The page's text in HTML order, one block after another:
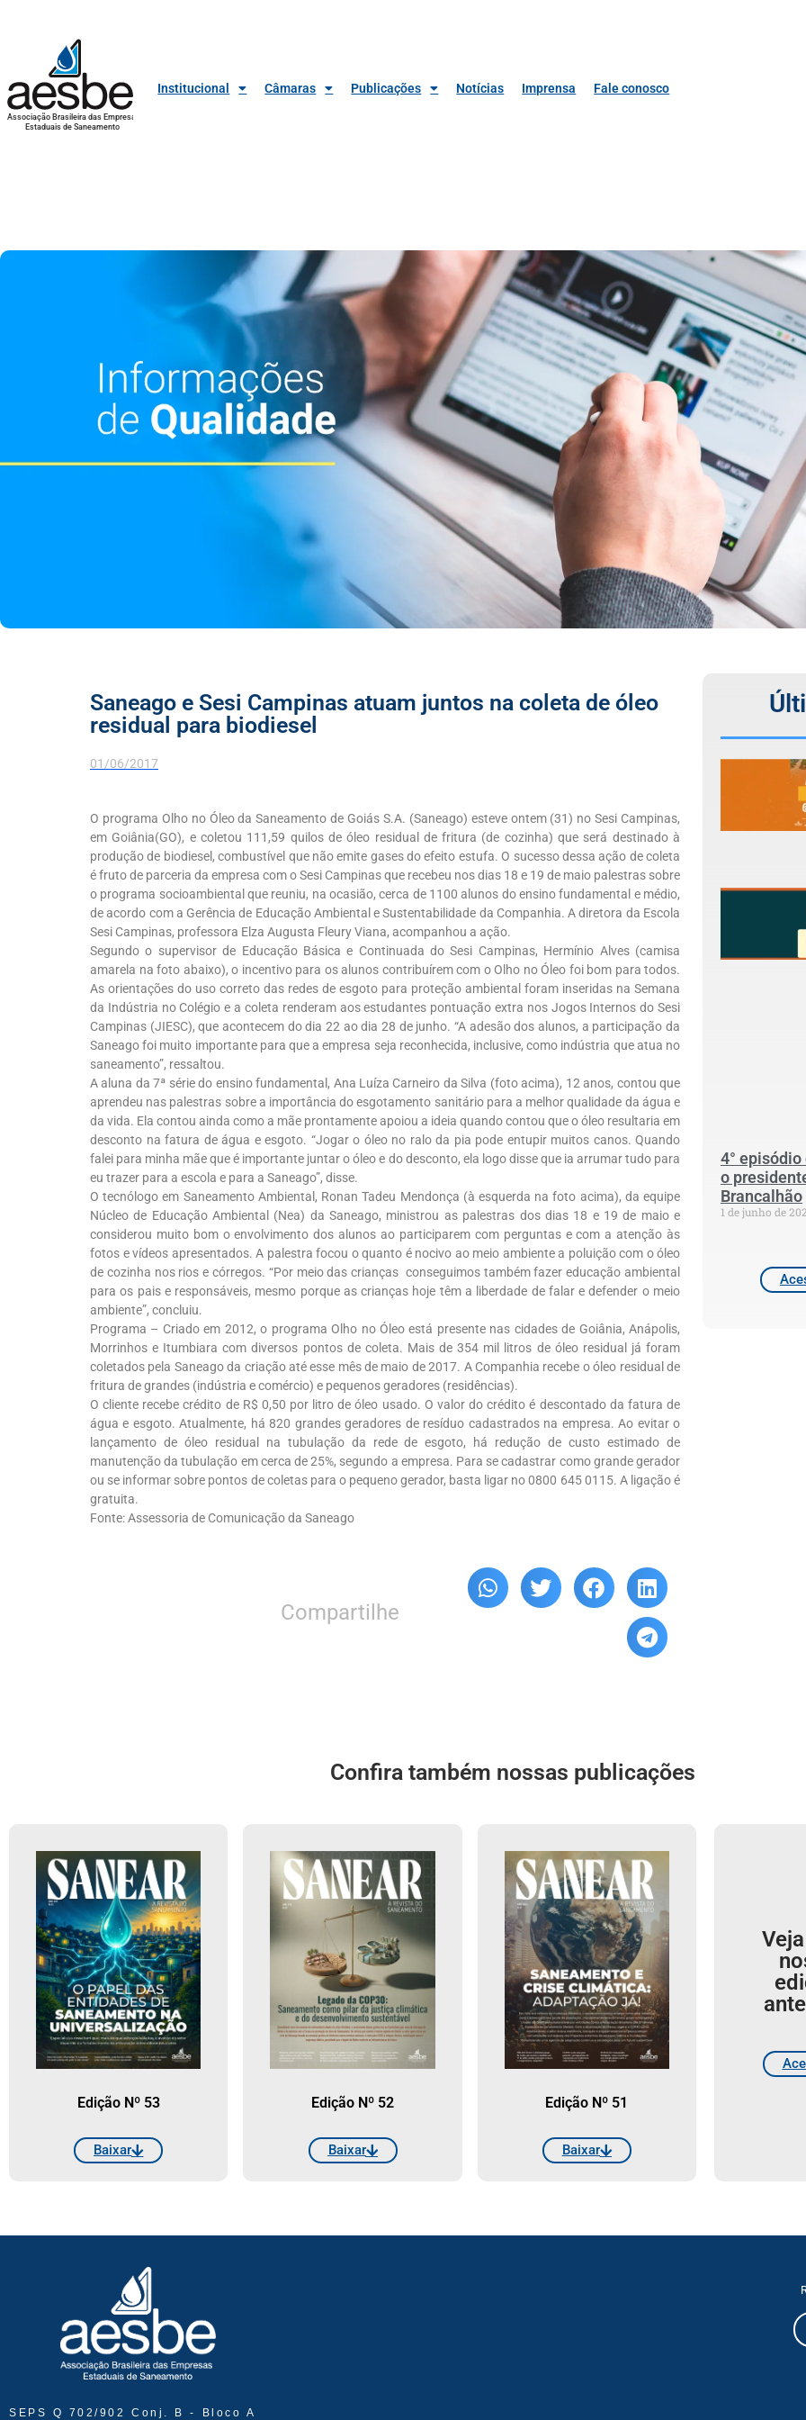
Associação Brasileira das Empresas
Estaduais de Saneamento
Institucional Câmaras Publicações Notícias Imprensa Fale conosco
Saneago e Sesi Campinas atuam juntos na coleta de óleo
residual para biodiesel
01/06/2017
O programa Olho no Óleo da Saneamento de Goiás S.A. (Saneago) esteve ontem (31) no Sesi Campinas,
em Goiânia(GO), e coletou 111,59 quilos de óleo residual de fritura (de cozinha) que será destinado à
produção de biodiesel, combustível que não emite gases do efeito estufa. O sucesso dessa ação de coleta
é fruto de parceria da empresa com o Sesi Campinas que recebeu nos dias 18 e 19 de maio palestras sobre
o programa socioambiental que reuniu, na ocasião, cerca de 1100 alunos do ensino fundamental e médio,
de acordo com a Gerência de Educação Ambiental e Sustentabilidade da Companhia. A diretora da Escola
Sesi Campinas, professora Elza Augusta Fleury Viana, acompanhou a ação.
Segundo o supervisor de Educação Básica e Continuada do Sesi Campinas, Hermínio Alves (camisa
amarela na foto abaixo), o incentivo para os alunos contribuírem com o Olho no Óleo foi bom para todos.
As orientações do uso correto das redes de esgoto para proteção ambiental foram inseridas na Semana
da Indústria no Colégio e a coleta renderam aos estudantes pontuação extra nos Jogos Internos do Sesi
Campinas (JIESC), que acontecem do dia 22 ao dia 28 de junho. “A adesão dos alunos, a participação da
Saneago foi muito importante para que a empresa seja reconhecida, inclusive, como indústria que atua no
saneamento”, ressaltou.
A aluna da 7ª série do ensino fundamental, Ana Luíza Carneiro da Silva (foto acima), 12 anos, contou que
aprendeu nas palestras sobre a importância do esgotamento sanitário para a melhor qualidade da água e
da vida. Ela contou ainda como a mãe prontamente apoiou a ideia quando contou que o óleo resultaria em
desconto na fatura de água e esgoto. “Jogar o óleo no ralo da pia pode entupir muitos canos. Quando
falei para minha mãe que é importante juntar o óleo e do desconto, ela logo disse que ia arrumar tudo para
eu trazer para a escola e para a Saneago”, disse.
O tecnólogo em Saneamento Ambiental, Ronan Tadeu Mendonça (à esquerda na foto acima), da equipe
Núcleo de Educação Ambiental (Nea) da Saneago, ministrou as palestras dos dias 18 e 19 de maio e
considerou muito bom o envolvimento dos alunos ao participarem com perguntas e com a atenção às
fotos e vídeos apresentados. A palestra focou o quanto é nocivo ao meio ambiente a poluição com o óleo
de cozinha nos rios e córregos. “Por meio das crianças conseguimos também fazer educação ambiental
para os pais e responsáveis, mesmo porque as crianças hoje têm a liberdade de falar e defender o meio
ambiente”, concluiu.
Programa – Criado em 2012, o programa Olho no Óleo está presente nas cidades de Goiânia, Anápolis,
Morrinhos e Itumbiara com diversos pontos de coleta. Mais de 354 mil litros de óleo residual já foram
coletados pela Saneago da criação até esse mês de maio de 2017. A Companhia recebe o óleo residual de
fritura de grandes (indústria e comércio) e pequenos geradores (residências).
O cliente recebe crédito de R$ 0,50 por litro de óleo usado. O valor do crédito é descontado da fatura de
água e esgoto. Atualmente, há 820 grandes geradores de resíduo cadastrados na empresa. Ao evitar o
lançamento de óleo residual na tubulação da rede de esgoto, há redução de custo estimado de
manutenção da tubulação em cerca de 25%, segundo a empresa. Para se cadastrar como grande gerador
ou se informar sobre pontos de coletas para o pequeno gerador, basta ligar no 0800 645 0115. A ligação é
gratuita.
Fonte: Assessoria de Comunicação da Saneago
Compartilhe
4°
o
Brancalhão
1 de junho de
Confira também nossas publicações
Edição Nº 53
Baixar
Edição Nº 52
Baixar
Edição Nº 51
Baixar
SEPS Q 702/902 Conj. B - Bloco A